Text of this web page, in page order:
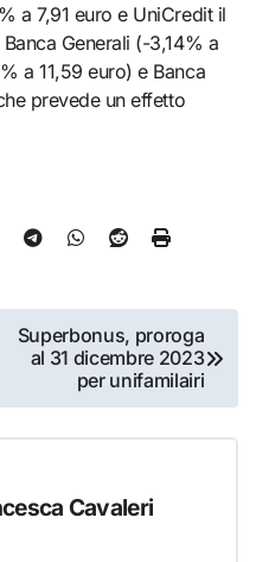
a 7,91 euro e UniCredit il
Generali (-3,14% a
a 11,59 euro) e Banca
prevede un effetto
Superbonus, proroga
al 31 dicembre 2023
per unifamilairi
Cavaleri